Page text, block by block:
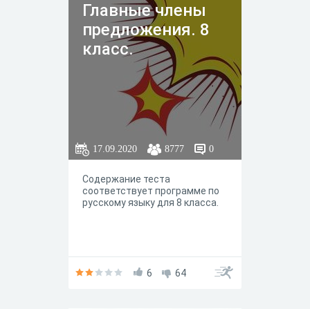
Главные члены
предложения. 8
класс.
17.09.2020 8777 0
Содержание теста
соответствует программе по
русскому языку для 8 класса.
6 64